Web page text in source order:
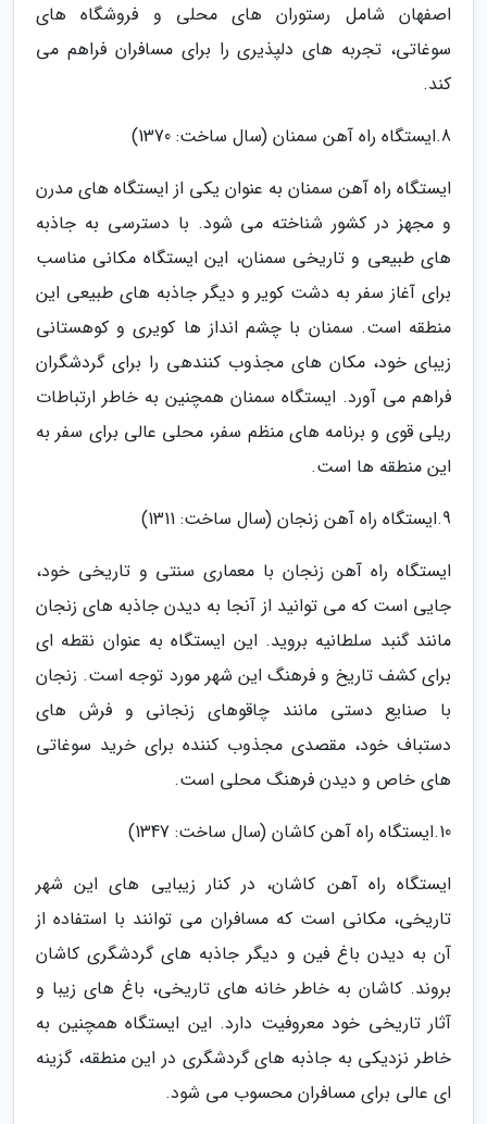
اصفهان شامل رستوران های محلی و فروشگاه های
سوغاتی، تجربه های دلپذیری را برای مسافران فراهم می
کند.
8.ایستگاه راه آهن سمنان (سال ساخت: 1370)
ایستگاه راه آهن سمنان به عنوان یکی از ایستگاه های مدرن
و مجهز در کشور شناخته می شود. با دسترسی به جاذبه
های طبیعی و تاریخی سمنان، این ایستگاه مکانی مناسب
برای آغاز سفر به دشت کویر و دیگر جاذبه های طبیعی این
منطقه است. سمنان با چشم انداز ها کویری و کوهستانی
زیبای خود، مکان های مجذوب کنندهی را برای گردشگران
فراهم می آورد. ایستگاه سمنان همچنین به خاطر ارتباطات
ریلی قوی و برنامه های منظم سفر، محلی عالی برای سفر به
این منطقه ها است.
9.ایستگاه راه آهن زنجان (سال ساخت: 1311)
ایستگاه راه آهن زنجان با معماری سنتی و تاریخی خود،
جایی است که می توانید از آنجا به دیدن جاذبه های زنجان
مانند گنبد سلطانیه بروید. این ایستگاه به عنوان نقطه ای
برای کشف تاریخ و فرهنگ این شهر مورد توجه است. زنجان
با صنایع دستی مانند چاقوهای زنجانی و فرش های
دستباف خود، مقصدی مجذوب کننده برای خرید سوغاتی
های خاص و دیدن فرهنگ محلی است.
10.ایستگاه راه آهن کاشان (سال ساخت: 1347)
ایستگاه راه آهن کاشان، در کنار زیبایی های این شهر
تاریخی، مکانی است که مسافران می توانند با استفاده از
آن به دیدن باغ فین و دیگر جاذبه های گردشگری کاشان
بروند. کاشان به خاطر خانه های تاریخی، باغ های زیبا و
آثار تاریخی خود معروفیت دارد. این ایستگاه همچنین به
خاطر نزدیکی به جاذبه های گردشگری در این منطقه، گزینه
ای عالی برای مسافران محسوب می شود.